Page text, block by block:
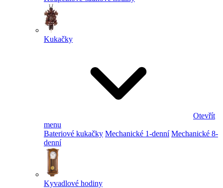
Kukačky
Otevřít
menu
Bateriové kukačky Mechanické 1-denní Mechanické 8-
denní
Kyvadlové hodiny